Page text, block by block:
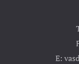
E: